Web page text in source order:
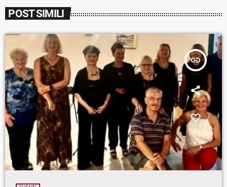
POST SIMILI
insert_link